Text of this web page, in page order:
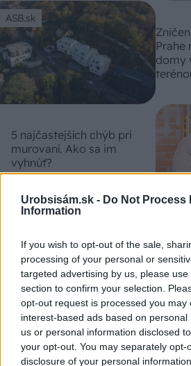
Urobsisám.sk - Do Not Process
Information
If you wish to opt-out of the sale,
processing of your personal or
targeted advertising by us, please
section to confirm your selection.
opt-out request is processed you may
interest-based ads based on
us or personal information disclosed
your opt-out. You may separately opt-
disclosure of your personal
ASB.sk
Prahe
domy
5 najčastejších chýb pri
murovaní. Ako sa im
vyhnúť?
VIDEO